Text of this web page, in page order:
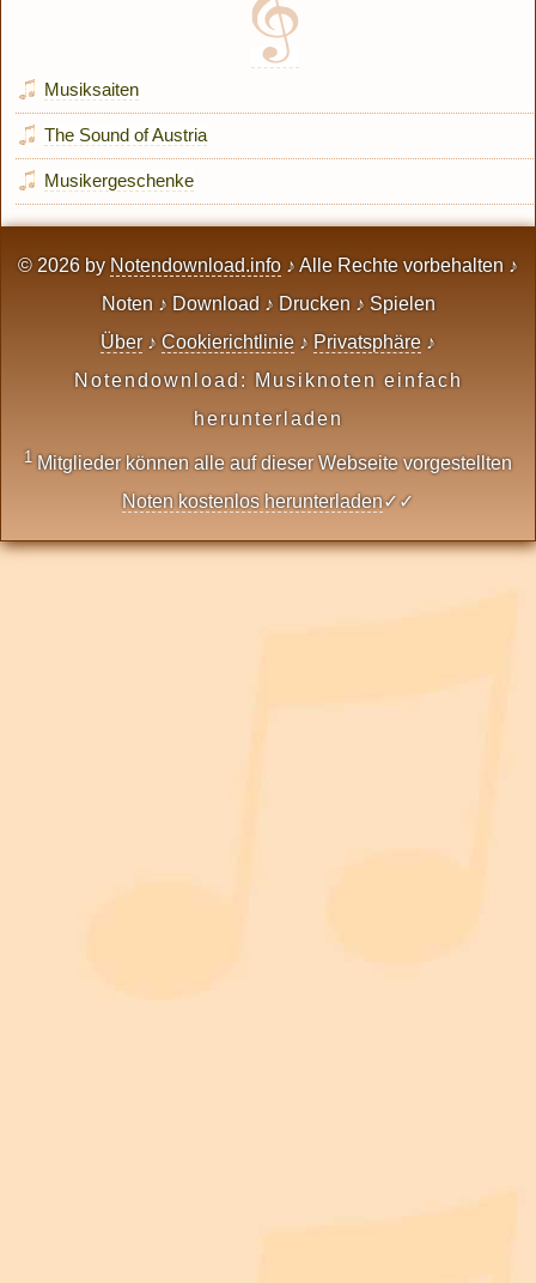
Musiksaiten
The Sound of Austria
Musikergeschenke
© 2026 by Notendownload.info ♪ Alle Rechte vorbehalten ♪
Noten ♪ Download ♪ Drucken ♪ Spielen
Über ♪ Cookierichtlinie ♪ Privatsphäre ♪
Notendownload: Musiknoten einfach
herunterladen
1 Mitglieder können alle auf dieser Webseite vorgestellten
Noten kostenlos herunterladen✓✓